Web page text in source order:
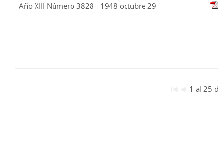
Año XIII Número 3828 - 1948 octubre 29
1 al 25